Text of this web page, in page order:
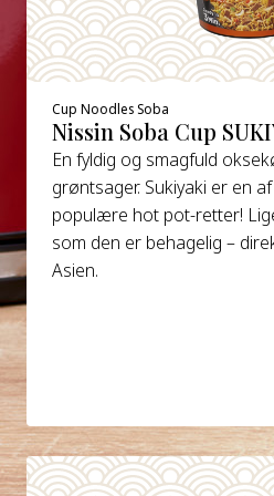
Cup Noodles Soba
Nissin Soba Cup
En fyldig og smagfuld
grøntsager. Sukiyaki er en
populære hot pot-retter!
som den er behagelig –
Asien.
DETAILS